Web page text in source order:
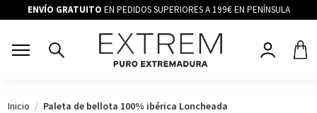
ENVÍO GRATUITO EN PEDIDOS SUPERIORES A 199€ EN PENÍNSULA
Inicio Paleta de bellota 100% ibérica Loncheada